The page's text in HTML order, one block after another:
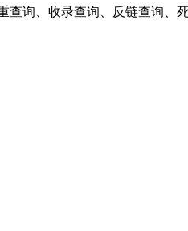
查询、收录查询、反链查询、